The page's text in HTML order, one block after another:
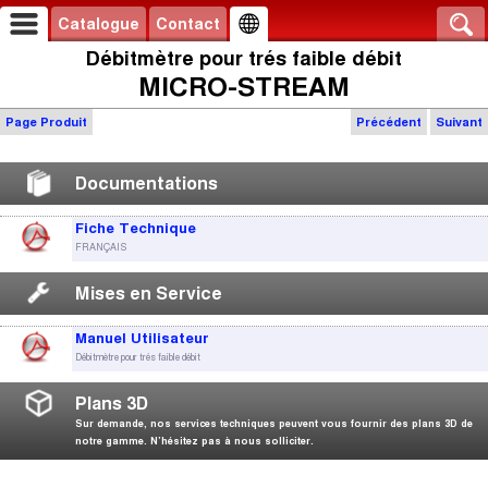
Catalogue Contact
Débitmètre pour trés faible débit
MICRO-STREAM
Précédent Suivant
Page Produit
Documentations
Fiche Technique
FRANÇAIS
Mises en Service
Manuel Utilisateur
Débitmètre pour trés faible débit
Plans 3D
Sur demande, nos services techniques peuvent vous fournir des plans 3D de
notre gamme. N’hésitez pas à nous solliciter.